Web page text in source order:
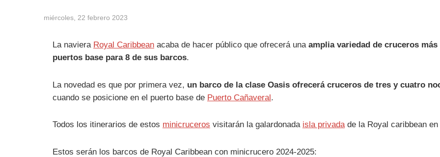
miércoles, 22 febrero 2023
La naviera Royal Caribbeanacaba de hacer público que ofrecerá una amplia variedad de cruceros
puertos base para 8 de sus barcos.
La novedad es que por primera vez, un barco de la clase Oasis ofrecerá cruceros de tres y cuatro
cuando se posicione en el puerto base de Puerto Cañaveral.
Todos los itinerarios de estos minicruceros visitarán la galardonada isla privadade la Royal caribbean en
Estos serán los barcos de Royal Caribbean con minicrucero 2024-2025: